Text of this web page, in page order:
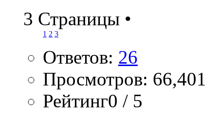
3 Страницы •
1 2 3
Ответов: 26
Просмотров: 66,401
Рейтинг0 / 5